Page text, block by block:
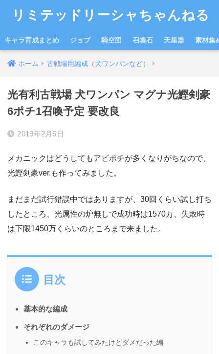
リミテッドリーシャちゃんねる
キャラ育成まとめ ジョブ 騎空団 召喚石 天星器 素材集
ホーム 古戦場用編成（犬ワンパンなど）
光有利古戦場 犬ワンパン マグナ光鰹剣豪
6ポチ1召喚予定 要改良
2019年2月5日
メカニックはどうしてもアビポチが多くなりがちなので、
光鰹剣豪ver.も作ってみました。
まだまだ試行錯誤中ではありますが、30回くらい試し打ち
したところ、光属性の炉無しで成功時は1570万、失敗時
は下限1450万くらいのところまで来ました。
目次
基本的な編成
それぞれのダメージ
このキャラも試してみたけどダメだった編